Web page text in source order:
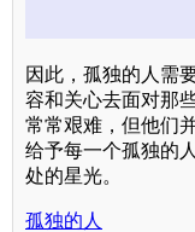
因此，孤独的人需
容和关心去面对那
常常艰难，但他们
给予每一个孤独的
处的星光。
孤独的人